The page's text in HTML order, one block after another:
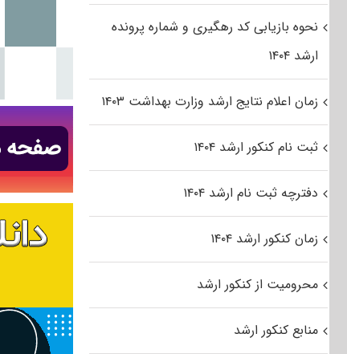
نحوه بازیابی کد رهگیری و شماره پرونده
ارشد ۱۴۰۴
زمان اعلام نتایج ارشد وزارت بهداشت ۱۴۰۳
ثبت نام کنکور ارشد ۱۴۰۴
دفترچه ثبت نام ارشد ۱۴۰۴
زمان کنکور ارشد ۱۴۰۴
محرومیت از کنکور ارشد
منابع کنکور ارشد